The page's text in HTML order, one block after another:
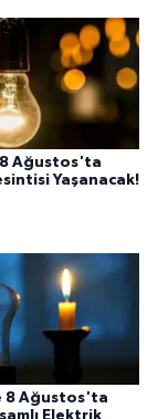
8 Ağustos'ta
Yaşanacak!
8 Ağustos'ta
Elektrik